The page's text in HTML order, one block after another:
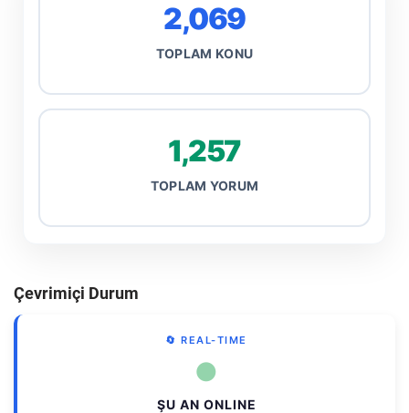
2,069
TOPLAM KONU
1,257
TOPLAM YORUM
Çevrimiçi Durum
🔄 REAL-TIME
●
ŞU AN ONLINE